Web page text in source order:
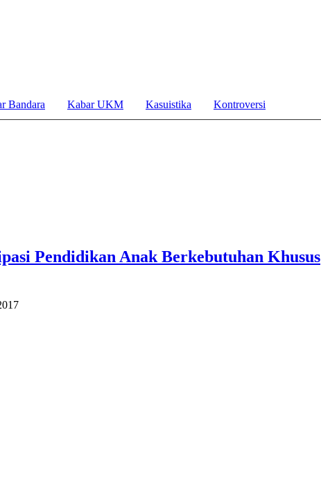
Bandara Kabar UKM Kasuistika Kontroversi
Pendidikan Anak Berkebutuhan Khusus